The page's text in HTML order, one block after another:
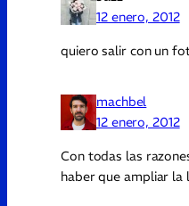
12 enero, 2012
quiero salir con un
machbel
12 enero, 2012
Con todas las
haber que ampliar la